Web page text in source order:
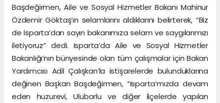
Başdeğirmen, Aile ve Sosyal Hizmetler Bakanı Mahinur
Özdemir Göktaş’ın selamlarını aldıklarını belirterek, “Biz
de Isparta’dan sayın bakanımıza selam ve saygılarımızı
iletiyoruz” dedi. Isparta’da Aile ve Sosyal Hizmetler
Bakanlığı’nın bünyesinde olan tüm çalışmalar için Bakan
Yardımcısı Adil Çalışkan’la istişarelerde bulunduklarına
değinen Başkan Başdeğirmen, “Isparta’mızda devam
eden huzurevi, Uluborlu ve diğer ilçelerde yapılan